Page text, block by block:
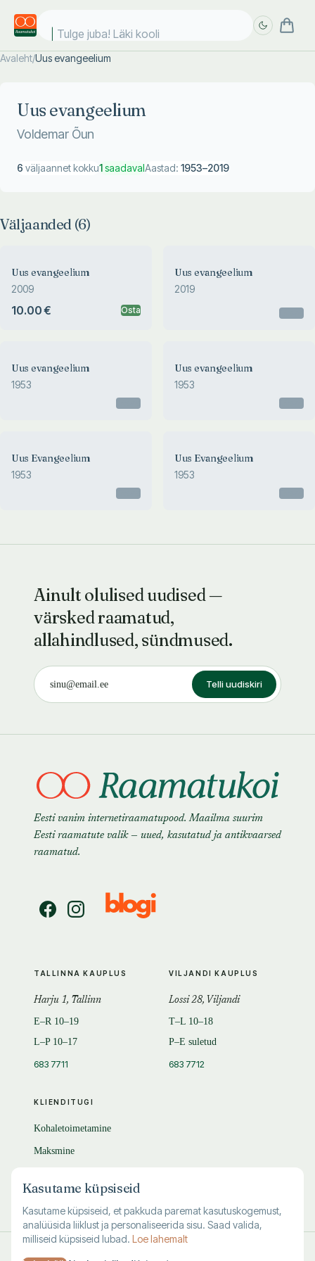
Tulge juba! Läki kooli!
Avaleht/Uus evangeelium
Uus evangeelium
Voldemar Õun
6 väljaannet kokku1saadavalAastad: 1953–2019
Väljaanded (6)
Uus evangeelium
2009
10.00 € Osta
Uus evangeelium
2019
Uus evangeelium
1953
Uus evangeelium
1953
Uus Evangeelium
1953
Uus Evangeelium
1953
Ainult olulised uudised —
värsked raamatud,
allahindlused, sündmused.
Telli uudiskiri
Eesti vanim internetiraamatupood. Maailma suurim
Eesti raamatute valik — uued, kasutatud ja antikvaarsed
raamatud.
KLIENDITUGI
Kohaletoimetamine
Maksmine
KKK
TALLINNA KAUPLUS
Harju 1, Tallinn
E–R 10–19
L–P 10–17
683 7711
VILJANDI KAUPLUS
Lossi 28, Viljandi
T–L 10–18
P–E suletud
683 7712
Kasutame küpsiseid
Kasutame küpsiseid, et pakkuda paremat kasutuskogemust,
analüüsida liiklust ja personaliseerida sisu. Saad valida,
milliseid küpsiseid lubad. Loe lahemalt